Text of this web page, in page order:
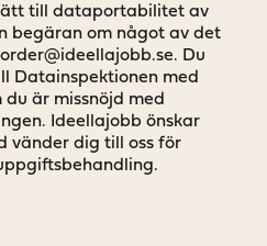
till dataportabilitet av
begäran om något av det
order@ideellajobb.se. Du
Datainspektionen med
är missnöjd med
Ideellajobb önskar
vänder dig till oss för